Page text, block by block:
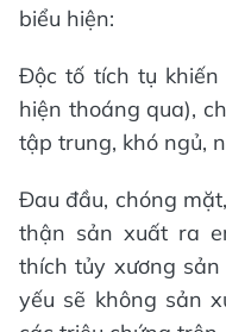
biểu hiện:
Độc tố tích tụ
hiện thoáng qua),
tập trung, khó ngủ,
Đau đầu, chóng
thận sản xuất ra
thích tủy xương
yếu sẽ không sản